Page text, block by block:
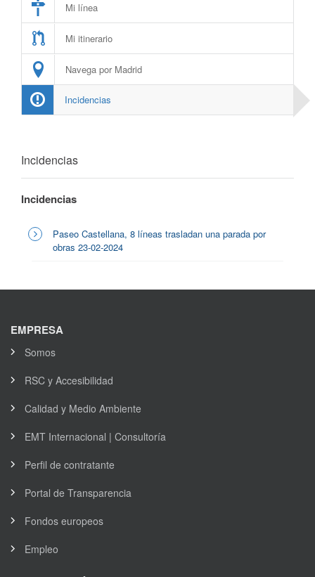
Mi línea
Mi itinerario
Navega por Madrid
Incidencias
Incidencias
Incidencias
Paseo Castellana, 8 líneas trasladan una parada por
obras 23-02-2024
EMPRESA
Somos
RSC y Accesibilidad
Calidad y Medio Ambiente
EMT Internacional | Consultoría
Perfil de contratante
Portal de Transparencia
Fondos europeos
Empleo